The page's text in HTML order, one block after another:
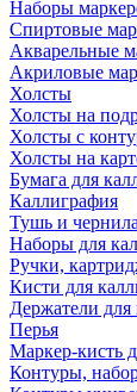
Наборы
Спиртовые
Акварельные
Акриловые
Холсты
Холсты на
Холсты с
Холсты на
Бумага для
Каллиграфия
Тушь и
Наборы для
Ручки,
Кисти для
Держатели для
Перья
Маркер-кисть
Контуры,